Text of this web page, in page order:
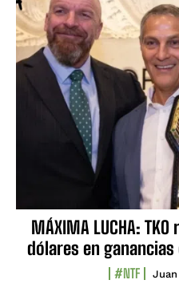
MÁXIMA LUCHA:
dólares en
#NTF